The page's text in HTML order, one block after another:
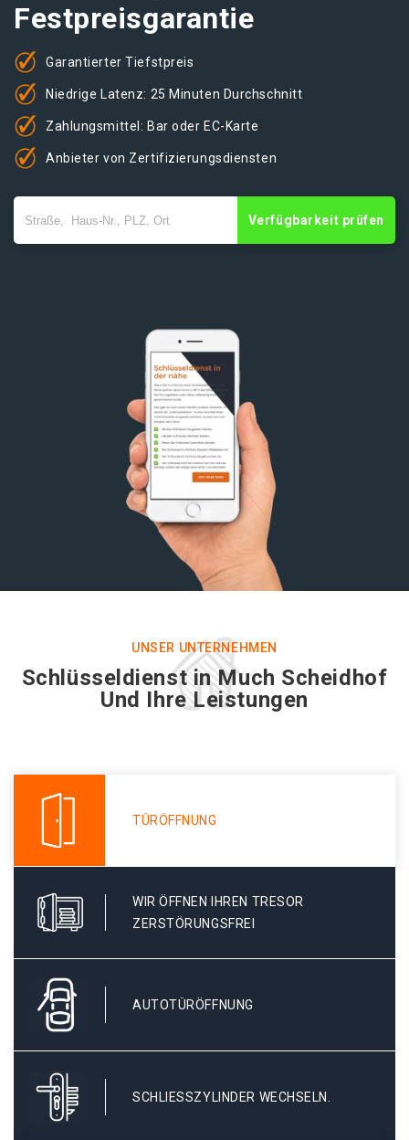
Festpreisgarantie
Garantierter Tiefstpreis
Niedrige Latenz: 25 Minuten Durchschnitt
Zahlungsmittel: Bar oder EC-Karte
Anbieter von Zertifizierungsdiensten
Verfügbarkeit prüfen
UNSER UNTERNEHMEN
Schlüsseldienst in Much Scheidhof
Und Ihre Leistungen
TÜRÖFFNUNG
WIR ÖFFNEN IHREN TRESOR
ZERSTÖRUNGSFREI
AUTOTÜRÖFFNUNG
SCHLIESSZYLINDER WECHSELN.